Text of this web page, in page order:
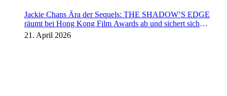
Jackie Chans Ära der Sequels: THE SHADOW’S EDGE
räumt bei Hong Kong Film Awards ab und sichert sich
Fortsetzung
21. April 2026